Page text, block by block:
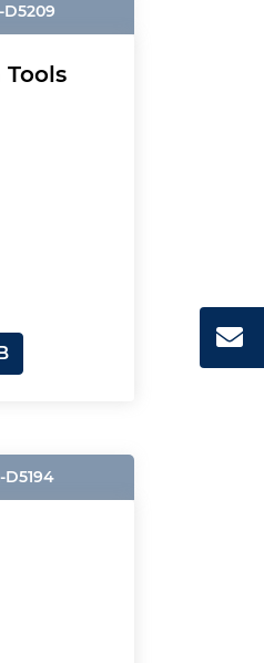
D5209
D5194